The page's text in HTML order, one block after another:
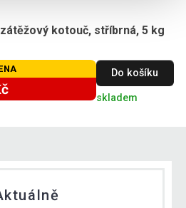
kotouč, stříbrná, 5 kg
Do košíku
skladem